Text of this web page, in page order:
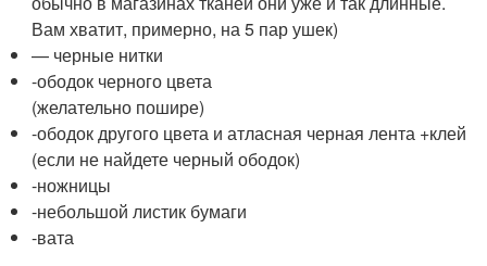
Вам хватит, примерно, на 5 пар ушек)
— черные нитки
-ободок черного цвета
(желательно пошире)
-ободок другого цвета и атласная черная лента +клей
(если не найдете черный ободок)
-ножницы
-небольшой листик бумаги
-вата